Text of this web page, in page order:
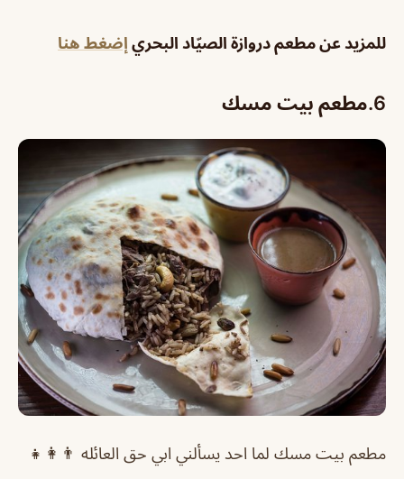
للمزيد عن مطعم دروازة الصيّاد البحري إضغط هنا
6.مطعم بيت مسك
مطعم بيت مسك لما احد يسألني ابي حق العائله 👨‍👩‍👧